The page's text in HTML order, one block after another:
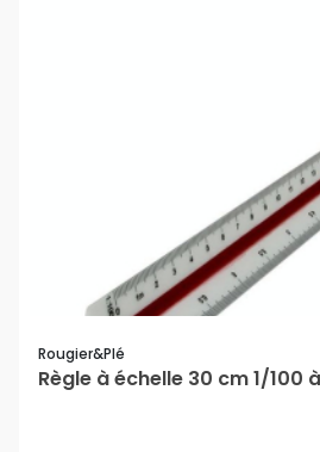
Rougier&plé
Règle à échelle 30 cm 1/100